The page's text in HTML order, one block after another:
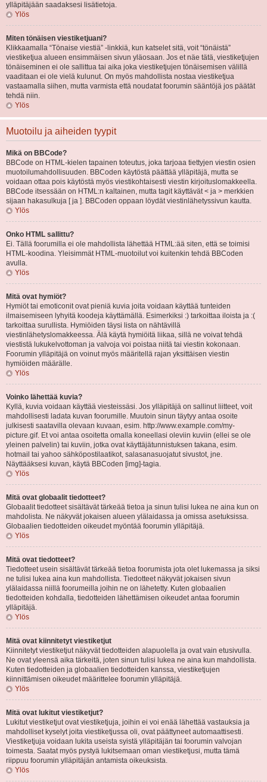
ylläpitäjään saadaksesi lisätietoja.
Ylös
Miten tönäisen viestiketjuani?
Klikkaamalla “Tönaise viestiä” -linkkiä, kun katselet sitä, voit “tönäistä”
viestiketjua alueen ensimmäisen sivun yläosaan. Jos et näe tätä, viestiketjujen
tönäiseminen ei ole sallittua tai aika joka viestiketjujen tönäisemisen välillä
vaaditaan ei ole vielä kulunut. On myös mahdollista nostaa viestiketjua
vastaamalla siihen, mutta varmista että noudatat foorumin sääntöjä jos päätät
tehdä niin.
Ylös
Muotoilu ja aiheiden tyypit
Mikä on BBCode?
BBCode on HTML-kielen tapainen toteutus, joka tarjoaa tiettyjen viestin osien
muotoilumahdollisuuden. BBCoden käytöstä päättää ylläpitäjä, mutta se
voidaan ottaa pois käytöstä myös viestikohtaisesti viestin kirjoituslomakkeella.
BBCode itsessään on HTML:n kaltainen, mutta tagit käyttävät < ja > merkkien
sijaan hakasulkuja [ ja ]. BBCoden oppaan löydät viestinlähetyssivun kautta.
Ylös
Onko HTML sallittu?
Ei. Tällä foorumilla ei ole mahdollista lähettää HTML:ää siten, että se toimisi
HTML-koodina. Yleisimmät HTML-muotoilut voi kuitenkin tehdä BBCoden
avulla.
Ylös
Mitä ovat hymiöt?
Hymiöt tai emoticonit ovat pieniä kuvia joita voidaan käyttää tunteiden
ilmaisemiseen lyhyitä koodeja käyttämällä. Esimerkiksi :) tarkoittaa iloista ja :(
tarkoittaa surullista. Hymiöiden täysi lista on nähtävillä
viestinlähetyslomakkeessa. Älä käytä hymiöitä liikaa, sillä ne voivat tehdä
viestistä lukukelvottoman ja valvoja voi poistaa niitä tai viestin kokonaan.
Foorumin ylläpitäjä on voinut myös määritellä rajan yksittäisen viestin
hymiöiden määrälle.
Ylös
Voinko lähettää kuvia?
Kyllä, kuvia voidaan käyttää viesteissäsi. Jos ylläpitäjä on sallinut liitteet, voit
mahdollisesti ladata kuvan foorumille. Muutoin sinun täytyy antaa osoite
julkisesti saatavilla olevaan kuvaan, esim. http://www.example.com/my-
picture.gif. Et voi antaa osoitetta omalla koneellasi oleviin kuviin (ellei se ole
yleinen palvelin) tai kuviin, jotka ovat käyttäjätunnistuksen takana, esim.
hotmail tai yahoo sähköpostilaatikot, salasanasuojatut sivustot, jne.
Näyttääksesi kuvan, käytä BBCoden [img]-tagia.
Ylös
Mitä ovat globaalit tiedotteet?
Globaalit tiedotteet sisältävät tärkeää tietoa ja sinun tulisi lukea ne aina kun on
mahdolista. Ne näkyvät jokaisen alueen ylälaidassa ja omissa asetuksissa.
Globaalien tiedotteiden oikeudet myöntää foorumin ylläpitäjä.
Ylös
Mitä ovat tiedotteet?
Tiedotteet usein sisältävät tärkeää tietoa foorumista jota olet lukemassa ja siksi
ne tulisi lukea aina kun mahdollista. Tiedotteet näkyvät jokaisen sivun
ylälaidassa niillä foorumeilla joihin ne on lähetetty. Kuten globaalien
tiedotteiden kohdalla, tiedotteiden lähettämisen oikeudet antaa foorumin
ylläpitäjä.
Ylös
Mitä ovat kiinnitetyt viestiketjut
Kiinnitetyt viestiketjut näkyvät tiedotteiden alapuolella ja ovat vain etusivulla.
Ne ovat yleensä aika tärkeitä, joten sinun tulisi lukea ne aina kun mahdollista.
Kuten tiedotteiden ja globaalien tiedotteiden kanssa, viestiketjujen
kiinnittämisen oikeudet määrittelee foorumin ylläpitäjä.
Ylös
Mitä ovat lukitut viestiketjut?
Lukitut viestiketjut ovat viestiketjuja, joihin ei voi enää lähettää vastauksia ja
mahdolliset kyselyt joita viestiketjussa oli, ovat päättyneet automaattisesti.
Viestiketjuja voidaan lukita useista syistä ylläpitäjän tai foorumin valvojan
toimesta. Saatat myös pystyä lukitsemaan oman viestiketjusi, mutta tämä
riippuu foorumin ylläpitäjän antamista oikeuksista.
Ylös